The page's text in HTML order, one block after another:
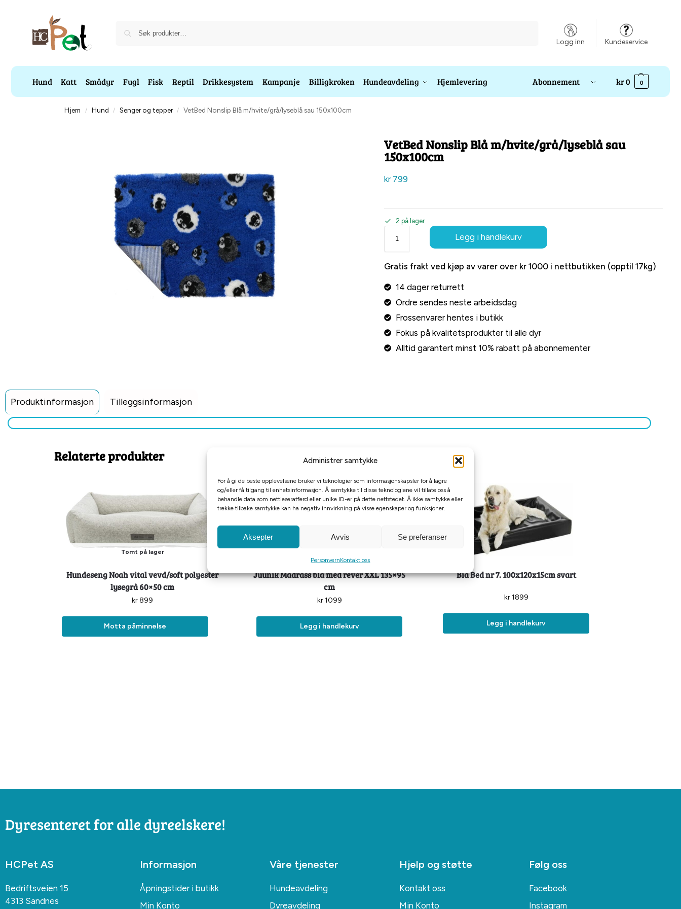
Administrer samtykke
For å gi de beste opplevelsene bruker vi teknologier som informasjonskapsler for å lagre
og/eller få tilgang til enhetsinformasjon. Å samtykke til disse teknologiene vil tillate oss å
behandle data som nettleseratferd eller unike ID-er på dette nettstedet. Å ikke samtykke eller
trekke tilbake samtykke kan ha negativ innvirkning på visse egenskaper og funksjoner.
Aksepter Avvis Se preferanser
PersonvernKontakt oss
Logg inn Kundeservice
Hund Katt Smådyr Fugl Fisk Reptil Drikkesystem Kampanje Billigkroken Hundeavdeling Hjemlevering Abonnement kr0 0
Hjem / Hund / Senger og tepper / VetBed Nonslip Blå m/hvite/grå/lyseblå sau 150x100cm
VetBed Nonslip Blå m/hvite/grå/lyseblå sau
150x100cm
kr799
2 på lager
Legg i handlekurv
Gratis frakt ved kjøp av varer over kr 1000 i nettbutikken (opptil 17kg)
14 dager returrett
Ordre sendes neste arbeidsdag
Frossenvarer hentes i butikk
Fokus på kvalitetsprodukter til alle dyr
Alltid garantert minst 10% rabatt på abonnementer
Produktinformasjon Tilleggsinformasjon
Relaterte produkter
Tomt på lager
Hundeseng Noah vital vevd/soft polyester
lysegrå 60×50 cm
kr899
Motta påminnelse
Juunik Madrass blå med rever XXL 135×95
cm
kr1099
Legg i handlekurv
Bia Bed nr 7. 100x120x15cm svart
kr1899
Legg i handlekurv
Dyresenteret for alle dyreelskere!
HCPet AS
Bedriftsveien 15
4313 Sandnes
Informasjon
Åpningstider i butikk
Min Konto
Våre tjenester
Hundeavdeling
Dyreavdeling
Hjelp og støtte
Kontakt oss
Min Konto
Følg oss
Facebook
Instagram